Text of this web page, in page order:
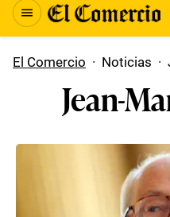
El Comercio · Noticias ·
Jean-